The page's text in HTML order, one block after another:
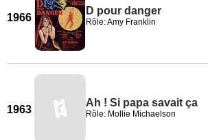
1966
D pour danger
Rôle: Amy Franklin
1963
Ah ! Si papa savait ça
Rôle: Mollie Michaelson